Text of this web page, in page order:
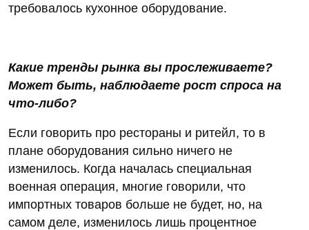
требовалось кухонное оборудование.
Какие тренды рынка вы прослеживаете?
Может быть, наблюдаете рост спроса на
что-либо?
Если говорить про рестораны и ритейл, то в
плане оборудования сильно ничего не
изменилось. Когда началась специальная
военная операция, многие говорили, что
импортных товаров больше не будет, но, на
самом деле, изменилось лишь процентное